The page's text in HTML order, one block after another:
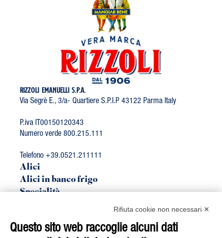
RIZZOLI EMANUELLI S.P.A.
Via Segrè E., 3/a- Quartiere S.P.I.P 43122 Parma Italy
P.iva IT00150120343
Numero verde 800.215.111
Telefono +39.0521.211111
Alici
Alici in banco frigo
Specialità
Tonno
Rifiuta cookie non necessari ✕
Questo sito web raccoglie alcuni dati